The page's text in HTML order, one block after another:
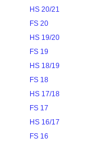
HS 20/21
FS 20
HS 19/20
FS 19
HS 18/19
FS 18
HS 17/18
FS 17
HS 16/17
FS 16